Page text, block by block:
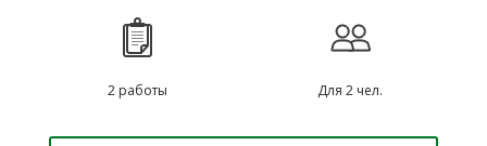
2 работы Для 2 чел.